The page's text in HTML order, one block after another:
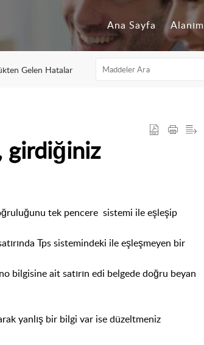
Ana Sayfa Alanım
Gelen Hatalar
tek pencere sistemi ile eşleşip
Tps sistemindeki ile eşleşmeyen bir
bilgisine ait satırın edi belgede doğru beyan
yanlış bir bilgi var ise düzeltmeniz